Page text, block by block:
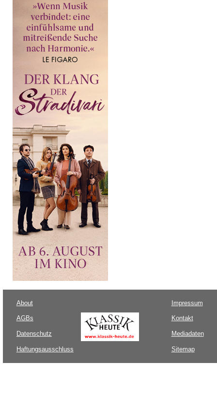
About
AGBs
Datenschutz
Haftungsausschluss
Impressum
Kontakt
Mediadaten
Sitemap